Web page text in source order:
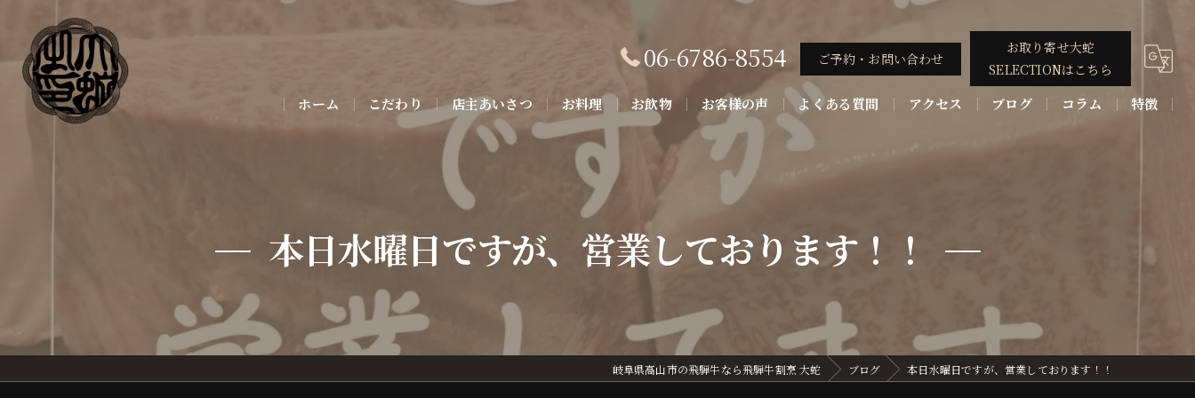
06-6786-8554 ご予約・お問い合わせ
お取り寄せ大蛇
SELECTIONはこちら
ホーム こだわり 店主あいさつ お料理 お飲物 お客様の声 よくある質問 アクセス ブログ コラム 特徴
本日水曜日ですが、営業しております！！
岐阜県高山市の飛騨牛なら飛騨牛割烹 大蛇 ブログ 本日水曜日ですが、営業しております！！